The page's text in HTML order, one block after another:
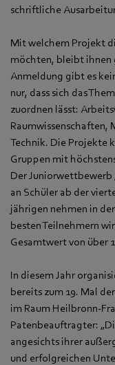
schriftliche
Mit welchem Projekt
möchten, bleibt ihnen
Anmeldung gibt es
nur, dass sich das
zuordnen lässt:
Technik. Die Projekte
Gruppen mit
Der Juniorwettbewerb
an Schüler ab der
jährigen nehmen in
besten Teilnehmern
Gesamtwert von über
In diesem Jahr
bereits zum 19. Mal
im Raum Heilbronn-
Patenbeauftragter:
angesichts ihrer
und erfolgreichen